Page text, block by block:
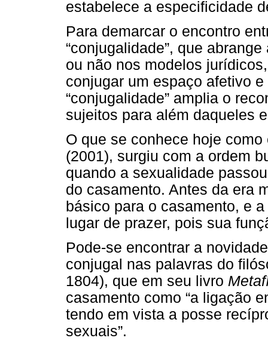
estabelece a especificidade
Para demarcar o encontro
“conjugalidade”, que
ou não nos modelos
conjugar um espaço afetivo
“conjugalidade” amplia o
sujeitos para além daqueles
O que se conhece hoje
(2001), surgiu com a ordem
quando a sexualidade
do casamento. Antes da era
básico para o casamento, e
lugar de prazer, pois sua
Pode-se encontrar a
conjugal nas palavras do
1804), que em seu livro
casamento como “a ligação
tendo em vista a posse
sexuais”.